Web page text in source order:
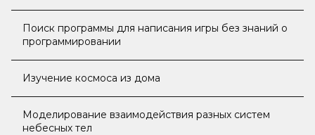
Поиск программы для написания игры без знаний о
программировании
Изучение космоса из дома
Моделирование взаимодействия разных систем
небесных тел